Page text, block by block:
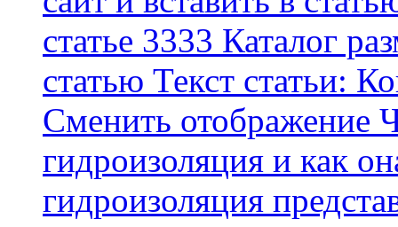
статье 3333 Каталог
статью Текст статьи:
Cменить отображение
гидроизоляция и как
гидроизоляция